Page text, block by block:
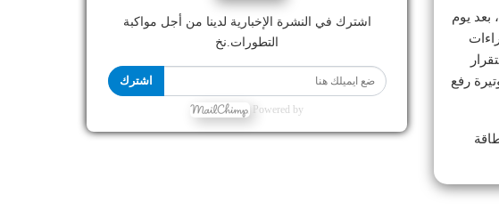
بعد يوم
رفع
الطاقة
اشترك في النشرة الإخبارية لدينا من أجل مواكبة
التطورات.نخ
اشترك
Powered by